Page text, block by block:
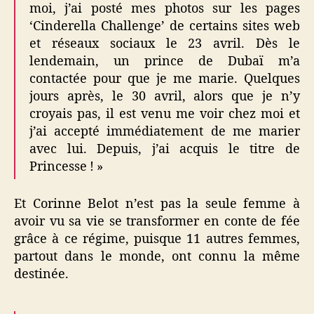
moi, j’ai posté mes photos sur les pages
‘Cinderella Challenge’ de certains sites web
et réseaux sociaux le 23 avril. Dès le
lendemain, un prince de Dubaï m’a
contactée pour que je me marie. Quelques
jours après, le 30 avril, alors que je n’y
croyais pas, il est venu me voir chez moi et
j’ai accepté immédiatement de me marier
avec lui. Depuis, j’ai acquis le titre de
Princesse ! »
Et Corinne Belot n’est pas la seule femme à
avoir vu sa vie se transformer en conte de fée
grâce à ce régime, puisque 11 autres femmes,
partout dans le monde, ont connu la même
destinée.